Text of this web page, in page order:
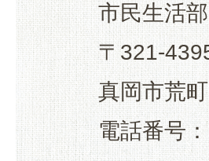
市民生活
〒321-
真岡市荒
電話番号